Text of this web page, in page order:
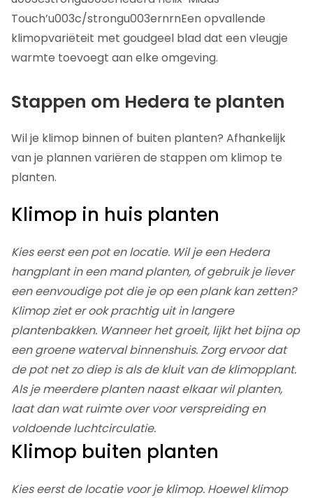
Touch’u003c/strongu003ernrnEen opvallende
klimopvariëteit met goudgeel blad dat een vleugje
warmte toevoegt aan elke omgeving.
Stappen om Hedera te planten
Wil je klimop binnen of buiten planten? Afhankelijk
van je plannen variëren de stappen om klimop te
planten.
Klimop in huis planten
Kies eerst een pot en locatie. Wil je een Hedera
hangplant in een mand planten, of gebruik je liever
een eenvoudige pot die je op een plank kan zetten?
Klimop ziet er ook prachtig uit in langere
plantenbakken. Wanneer het groeit, lijkt het bijna op
een groene waterval binnenshuis. Zorg ervoor dat
de pot net zo diep is als de kluit van de klimopplant.
Als je meerdere planten naast elkaar wil planten,
laat dan wat ruimte over voor verspreiding en
voldoende luchtcirculatie.
Klimop buiten planten
Kies eerst de locatie voor je klimop. Hoewel klimop